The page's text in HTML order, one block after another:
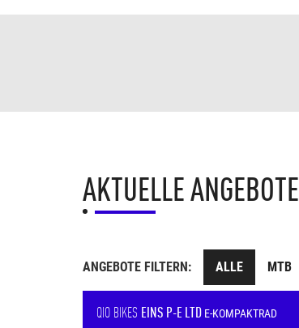
AKTUELLE ANGEBOTE
ANGEBOTE FILTERN: ALLE MTB
QIO BIKES EINS P-E LTD E-KOMPAKTRAD